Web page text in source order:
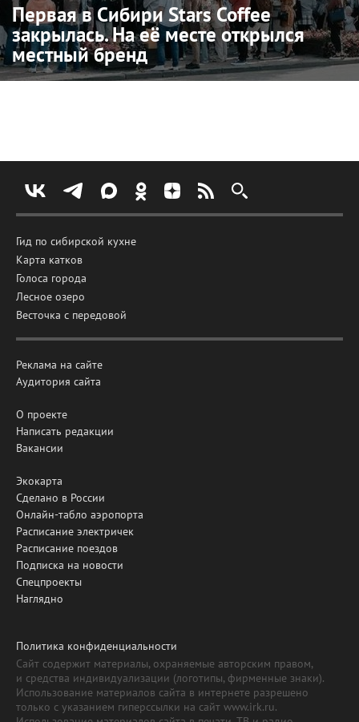
Первая в Сибири Stars Coffee
закрылась. На её месте открылся
местный бренд
Гид по сибирской кухне
Карта катков
Голоса города
Лесное озеро
Весточка с передовой
Реклама на сайте
Аудитория сайта
О проекте
Написать редакции
Вакансии
Экокарта
Сделано в России
Онлайн-табло аэропорта
Расписание электричек
Расписание поездов
Подписка на новости
Спецпроекты
Наглядно
Политика конфиденциальности
Сайт содержит материалы, охраняемые авторским правом,
и средства индивидуализации (логотипы, фирменные знаки).
Использование материалов сайта в интернете разрешено
только с указанием гиперссылки на сайт www.irk.ru.